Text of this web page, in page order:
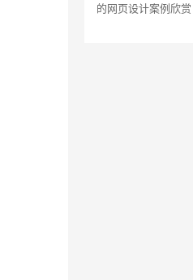
的网页设计案例欣赏